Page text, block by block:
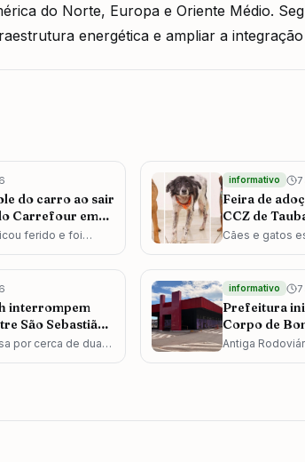
do Norte, Europa e Oriente Médio.
energética e ampliar a
do carro ao sair
Carrefour em
ferido e foi
informativo
Feira de
CCZ de
Cães e gatos
interrompem
São Sebastião
por cerca de duas
informativo
Prefeitura
Corpo de
Antiga